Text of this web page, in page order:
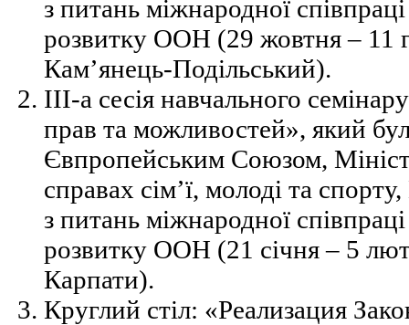
з питань міжнародної
розвитку ООН (29 жовтня – 11
Кам’янець-Подільський).
ІІІ-а сесія навчального
прав та можливостей», який
Євпропейським Союзом,
справах сім’ї, молоді та
з питань міжнародної
розвитку ООН (21 січня – 5
Карпати).
Круглий стіл: «Реализация